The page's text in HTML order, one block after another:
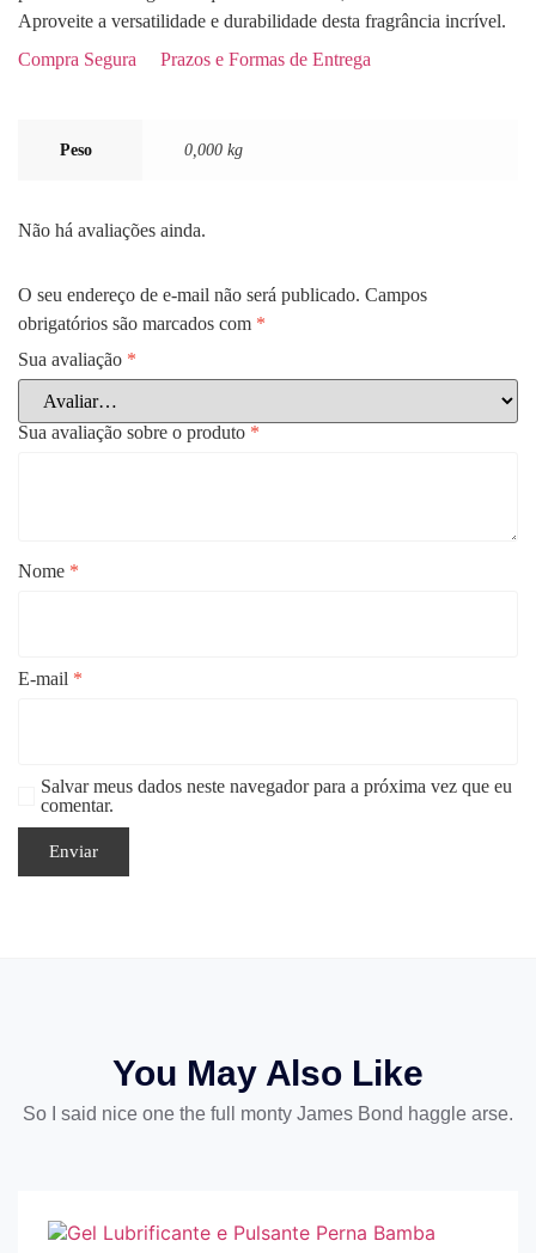
Aproveite a versatilidade e durabilidade desta fragrância incrível.
Compra Segura
Prazos e Formas de Entrega
Peso 0,000 kg
Não há avaliações ainda.
O seu endereço de e-mail não será publicado. Campos
obrigatórios são marcados com *
Sua avaliação *
Sua avaliação sobre o produto *
Nome *
E-mail *
Salvar meus dados neste navegador para a próxima vez que eu
comentar.
You May Also Like
So I said nice one the full monty James Bond haggle arse.